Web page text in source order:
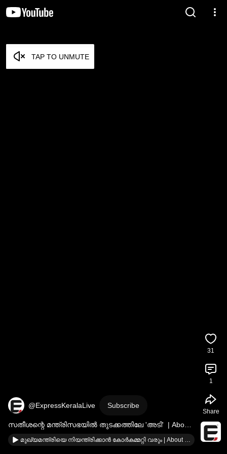
TAP TO UNMUTE
@ExpressKeralaLive Subscribe
സതീശന്റെ മന്ത്രിസഭയിൽ തുടക്കത്തിലേ 'അടി'  | About
udf government
മുഖ്യമന്ത്രിയെ നിയന്ത്രിക്കാൻ കോർകമ്മറ്റി വരും | About vd satheesan government
31
1
Share